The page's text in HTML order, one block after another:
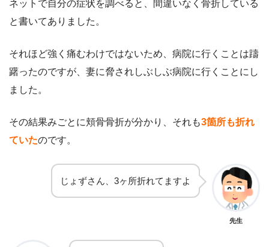
ネットで自分の症状を調べると、間違いなく骨折している
と書いてありました。
それほど強く痛むわけではないため、病院に行くことは躊
躇ったのですが、妻に脅されしぶしぶ病院に行くことにし
ました。
その結果みごとに頬骨骨折が分かり、それも3箇所も折れ
ていたのです。
じょずさん、3ヶ所折れてますよ
先生